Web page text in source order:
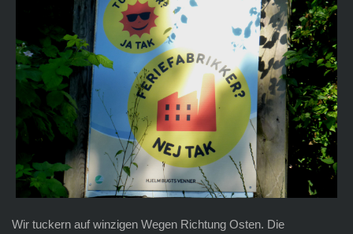
Wir tuckern auf winzigen Wegen Richtung Osten. Die